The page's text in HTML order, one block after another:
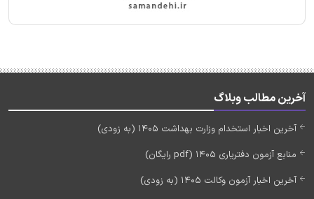
آخرین مطالب وبلاگ
آخرین اخبار استخدام وزارت بهداشت 1405 (به زودی)
منابع آزمون دفتریاری 1405 (pdf رایگان)
آخرین اخبار آزمون وکالت 1405 (به زودی)